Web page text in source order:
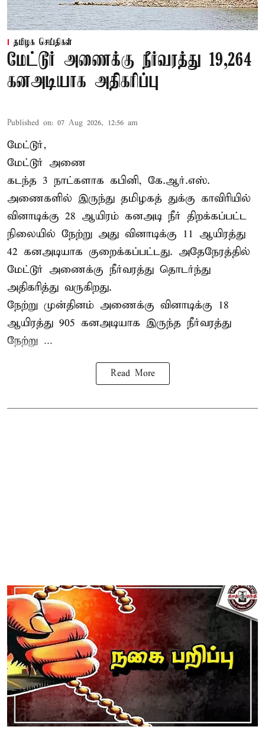
தமிழக செய்திகள்
மேட்டூர் அணைக்கு நீர்வரத்து 19,264
கனஅடியாக அதிகரிப்பு
Published on: 07 Aug 2026, 12:56 am
மேட்டூர்,
மேட்டூர் அணை
கடந்த 3 நாட்களாக கபினி, கே.ஆர்.எஸ்.
அணைகளில் இருந்து தமிழகத் துக்கு காவிரியில்
வினாடிக்கு 28 ஆயிரம் கனஅடி நீர் திறக்கப்பட்ட
நிலையில் நேற்று அது வினாடிக்கு 11 ஆயிரத்து
42 கனஅடியாக குறைக்கப்பட்டது. அதேநேரத்தில்
மேட்டூர் அணைக்கு நீர்வரத்து தொடர்ந்து
அதிகரித்து வருகிறது.
நேற்று முன்தினம் அணைக்கு வினாடிக்கு 18
ஆயிரத்து 905 கனஅடியாக இருந்த நீர்வரத்து
நேற்று ...
Read More